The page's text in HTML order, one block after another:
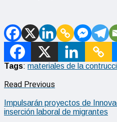
Tags: materiales de la
Read Previous
Impulsarán proyectos de
inserción laboral de migrantes